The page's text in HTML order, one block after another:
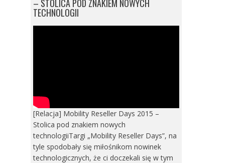
– STOLICA POD ZNAKIEM NOWYCH
TECHNOLOGII
[Relacja] Mobility Reseller Days 2015 –
Stolica pod znakiem nowych
technologiiTargi „Mobility Reseller Days”, na
tyle spodobały się miłośnikom nowinek
technologicznych, że ci doczekali się w tym